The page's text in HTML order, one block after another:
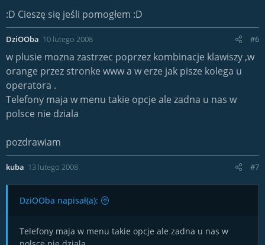
:D Cieszę się jeśli pomogłem :D
DziOOba 10 lutego 2008 #6
w plusie mozna zastrzec poprzez kombinacje klawiszy ,w
orange przez stronke www a w erze jak pisze kolega u
operatora .
Telefony maja w menu takie opcje ale zadna u nas w
polsce nie dziala
pozdrawiam
kuba 13 lutego 2008 #7
DziOOba napisał(a):
Telefony maja w menu takie opcje ale zadna u nas w